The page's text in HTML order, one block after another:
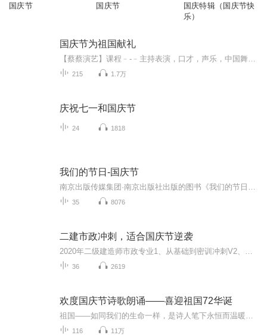
国庆节 国庆节
国庆特辑（国庆节快
乐）
国庆节为祖国献礼
215 1.7万
庆祝七一和国庆节
24 1818
我们的节日-国庆节
35 8076
二建市政冲刺，适合国庆节逆袭
36 2619
欢度国庆节诗歌朗诵——喜迎祖国72华诞
116 11万